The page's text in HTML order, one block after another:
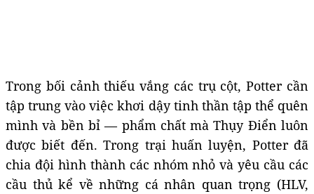
Trong bối cảnh thiếu vắng các trụ cột, Potter cần
tập trung vào việc khơi dậy tinh thần tập thể quên
mình và bền bỉ — phẩm chất mà Thụy Điển luôn
được biết đến. Trong trại huấn luyện, Potter đã
chia đội hình thành các nhóm nhỏ và yêu cầu các
cầu thủ kể về những cá nhân quan trọng (HLV,